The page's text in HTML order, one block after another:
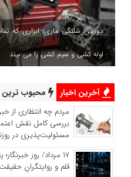
دوربین شلنگی ماری؛ ابزاری که
لوله کشی و سیم کشی را می بیند
آخرین اخبار محبوب ترین
مردم چه انتظاری از
بررسی کامل نقش
مسئولیت‌پذیری در
۱۷ مرداد/ روز
قلم و روایتگرانِ حقیقت